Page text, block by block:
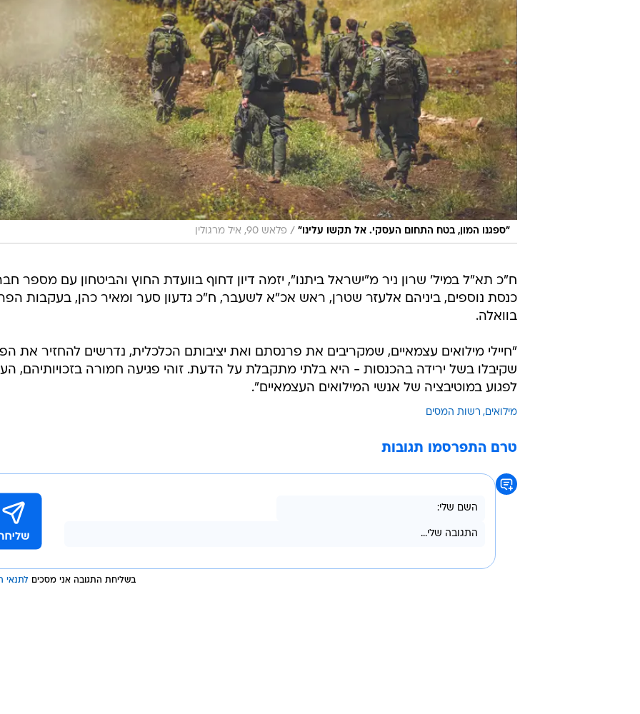
"ספגנו המון, בטח התחום העסקי. אל תקשו עלינו" / פלאש 90, איל מרגולין
כנסת נוספים, ביניהם אלעזר שטרן, ראש אכ"א לשעבר, ח"כ גדעון סער ומאיר כהן, בעקבות
"חיילי מילואים עצמאיים, שמקריבים את פרנסתם ואת יציבותם הכלכלית, נדרשים להחזיר את
שקיבלו בשל ירידה בהכנסות - היא בלתי מתקבלת על הדעת. זוהי פגיעה חמורה בזכויותיהם,
לפגוע במוטיבציה של אנשי המילואים העצמאיים".
מילואים